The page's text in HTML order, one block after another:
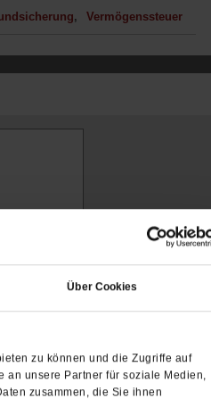
Über Cookies
zu können und die Zugriffe auf
unsere Partner für soziale Medien,
zusammen, die Sie ihnen
Vermögenssteuer
Auswahl der
nötig. Auch die
degeneriert.